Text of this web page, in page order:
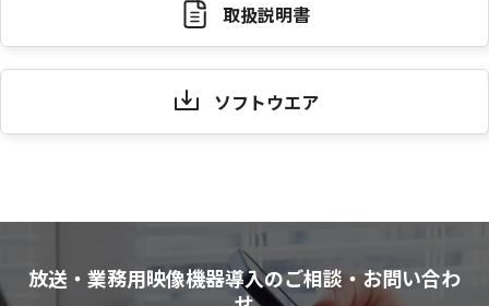
取扱説明書
ソフトウエア
放送・業務用映像機器導入のご相談・お問い合わ